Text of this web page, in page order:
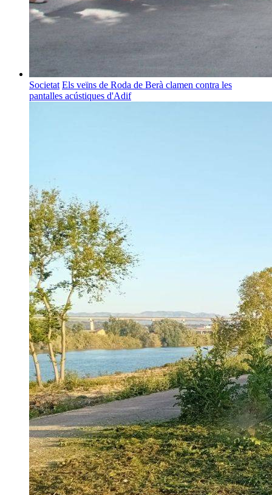
Societat Els veïns de Roda de Berà clamen contra les
pantalles acústiques d'Adif